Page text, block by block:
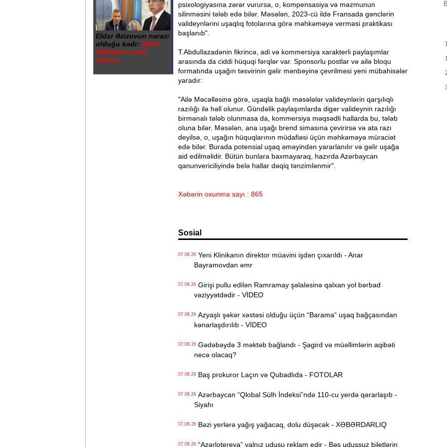
Eldar Əzizovun narazı
olduğu kadr: Xalid
Ələkbərov yola
salınır...
psixologiyasına zərər vurursa, o, kompensasiya və məzmunun
silinməsini tələb edə bilər. Məsələn, 2023-cü ildə Fransada gənclərin
valideynlərini uşaqlıq fotolarına görə məhkəməyə verməsi praktikası
başlanıb".
T.Abdullazadənin fikrincə, adi və kommersiya xarakterli paylaşımlar
arasında da ciddi hüquqi fərqlər var. Sponsorlu postlar və ailə bloqu
formatında uşağın təsvirinin gəlir mənbəyinə çevrilməsi yeni mübahisələr
yaradır:
"Ailə Məcəlləsinə görə, uşaqla bağlı məsələlər valideynlərin qarşılıqlı
razılığı ilə həll olunur. Gündəlik paylaşımlarda digər valideynin razılığı
birmənalı tələb olunmasa da, kommersiya məqsədli hallarda bu, tələb
oluna bilər. Məsələn, ana uşağı brend simasına çevirirsə və ata razı
deyilsə, o, uşağın hüquqlarının müdafiəsi üçün məhkəməyə müraciət
edə bilər. Burada potensial uşaq əməyindən yararlanılır və gəlir uşağa
aid edilməlidir. Bütün bunlara baxmayaraq, hazırda Azərbaycan
qanunvericiliyində belə hallar dəqiq tənzimlənmir".
Xəbərin oxunma sayı : 865
Sosial
07.08.26Yeni Klinikanın direktor müavini işdən çıxarıldı - Anar
Bayramovdan əmr
07.08.26Girişi pullu edilən Ramramay şəlaləsinə qalxan yol bərbad
vəziyyətdədir - VİDEO
07.08.26Azyaşlı şəkər xəstəsi olduğu üçün “Barama“ uşaq bağçasından
kənarlaşdırılıb - VİDEO
07.08.26Gədəbəydə 3 məktəb bağlandı - Şagird və müəllimlərin aqibəti
necə olacaq?
07.08.26Baş prokuror Laçın və Qubadlıda - FOTOLAR
07.08.26Azərbaycan “Qlobal Sülh İndeksi”ndə 110-cu yerdə qərarlaşıb -
Siyahı
07.08.26Bəzi yerlərə yağış yağacaq, dolu düşəcək - XƏBƏRDARLIQ
07.08.26“Azərlotereya” yalnız uduşu reklam edir - Bəs uduşsuz biletlərin